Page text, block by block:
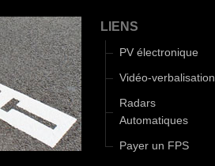
LIENS
PV électronique
Vidéo-verbalisation
Radars
Automatiques
Payer un FPS